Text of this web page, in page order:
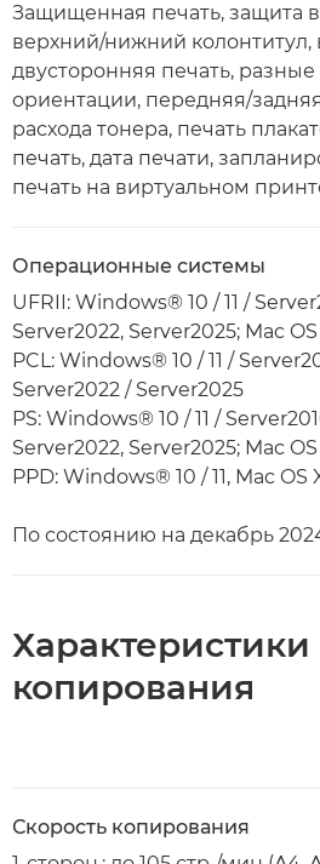
Защищенная печать, защита
верхний/нижний колонтитул,
двусторонняя печать,
ориентации, передняя/
расхода тонера, печать
печать, дата печати,
печать на виртуальном
Операционные системы
UFRII: Windows® 10 / 11 /
Server2022, Server2025; Mac
PCL: Windows® 10 / 11 /
Server2022 / Server2025
PS: Windows® 10 / 11 /
Server2022, Server2025; Mac
PPD: Windows® 10 / 11, Mac OS
По состоянию на декабрь
Характеристики
копирования
Скорость копирования